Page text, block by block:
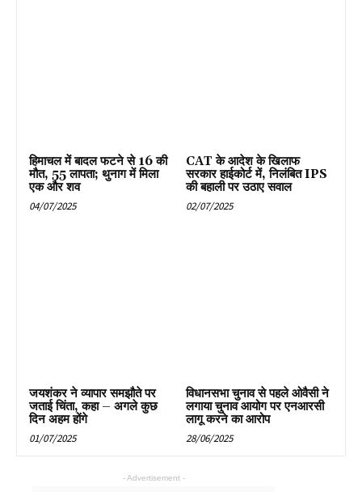
हिमाचल में बादल फटने से 16 की
मौत, 55 लापता; थुनाग में मिला
एक और शव
04/07/2025
CAT के आदेश के खिलाफ
सरकार हाईकोर्ट में, निलंबित IPS
की बहाली पर उठाए सवाल
02/07/2025
जयशंकर ने व्यापार समझौते पर
जताई चिंता, कहा – अगले कुछ
दिन अहम होंगे
01/07/2025
विधानसभा चुनाव से पहले ओवैसी ने
लगाया चुनाव आयोग पर एनआरसी
लागू करने का आरोप
28/06/2025
- Advertisement -